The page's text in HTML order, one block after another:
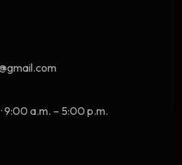
9:00 a.m. – 5:00 p.m.